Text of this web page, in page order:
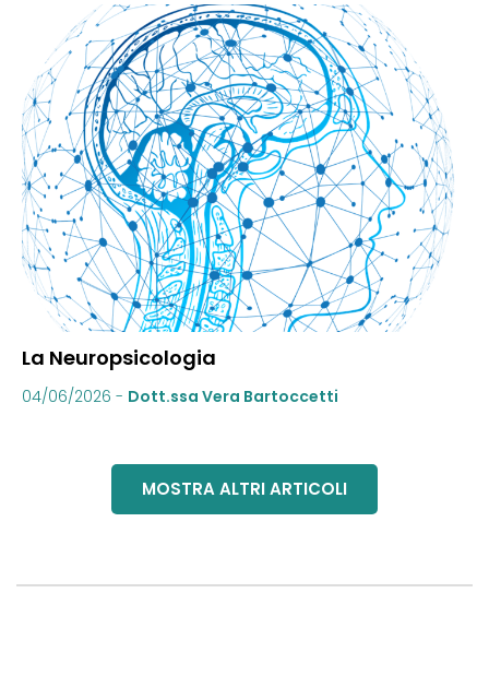
La Neuropsicologia
04/06/2026 - Dott.ssa Vera Bartoccetti
MOSTRA ALTRI ARTICOLI